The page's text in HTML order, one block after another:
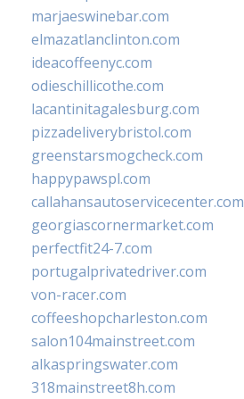
marjaeswinebar.com
elmazatlanclinton.com
ideacoffeenyc.com
odieschillicothe.com
lacantinitagalesburg.com
pizzadeliverybristol.com
greenstarsmogcheck.com
happypawspl.com
callahansautoservicecenter.com
georgiascornermarket.com
perfectfit24-7.com
portugalprivatedriver.com
von-racer.com
coffeeshopcharleston.com
salon104mainstreet.com
alkaspringswater.com
318mainstreet8h.com